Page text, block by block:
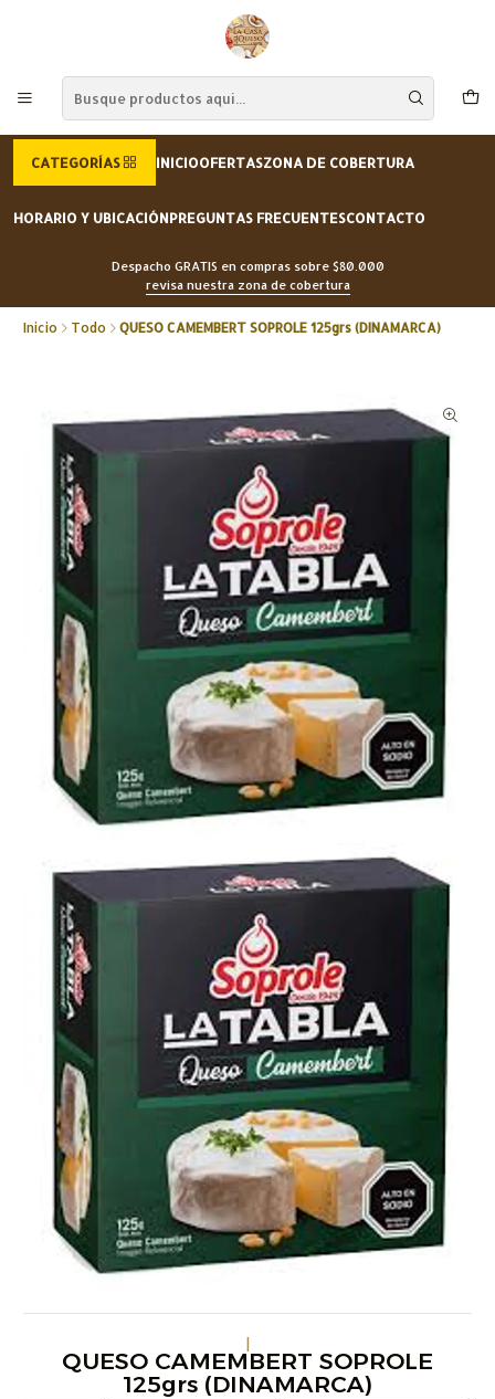
CATEGORÍAS INICIOOFERTASZONA DE COBERTURA
HORARIO Y UBICACIÓNPREGUNTAS FRECUENTESCONTACTO
Despacho GRATIS en compras sobre $80.000
revisa nuestra zona de cobertura
Inicio Todo QUESO CAMEMBERT SOPROLE 125grs (DINAMARCA)
|
QUESO CAMEMBERT SOPROLE
125grs (DINAMARCA)